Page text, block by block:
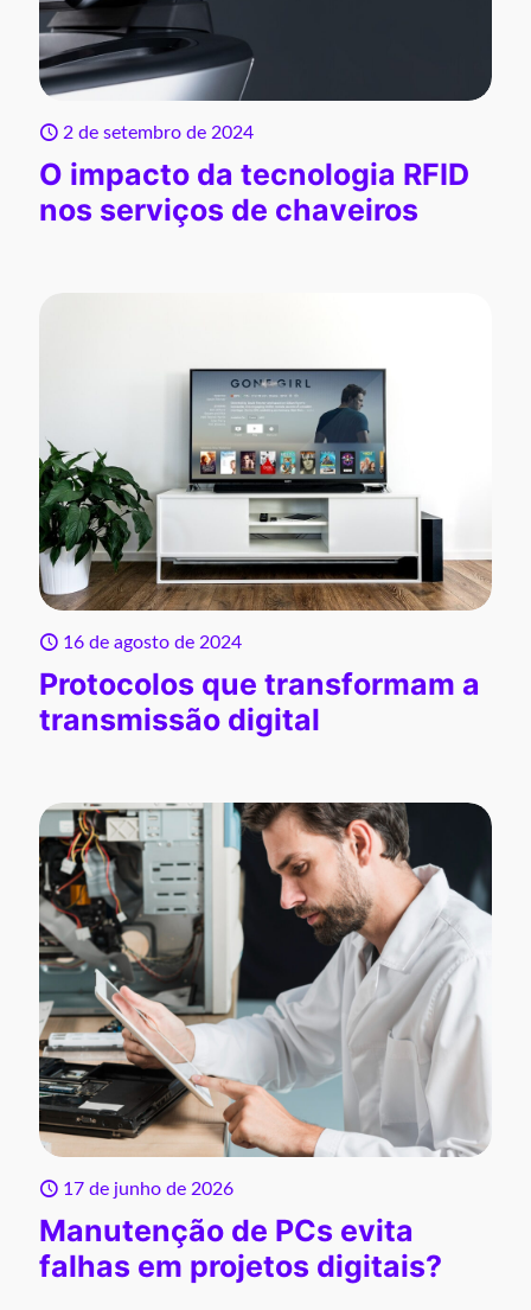
2 de setembro de 2024
O impacto da tecnologia RFID
nos serviços de chaveiros
16 de agosto de 2024
Protocolos que transformam a
transmissão digital
17 de junho de 2026
Manutenção de PCs evita
falhas em projetos digitais?